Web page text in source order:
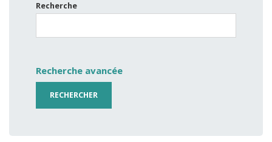
Recherche
Recherche avancée